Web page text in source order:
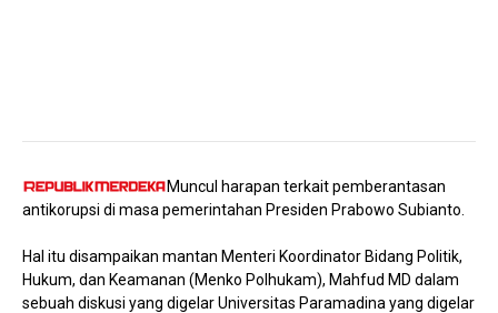
Muncul harapan terkait pemberantasan
antikorupsi di masa pemerintahan Presiden Prabowo Subianto.
Hal itu disampaikan mantan Menteri Koordinator Bidang Politik,
Hukum, dan Keamanan (Menko Polhukam), Mahfud MD dalam
sebuah diskusi yang digelar Universitas Paramadina yang digelar